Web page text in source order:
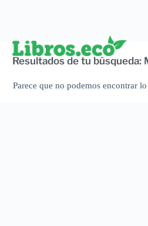
Resultados de tu búsqueda:
Parece que no podemos encontrar